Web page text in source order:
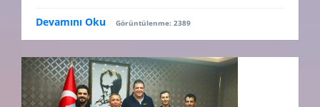
Devamını Oku Görüntülenme: 2389